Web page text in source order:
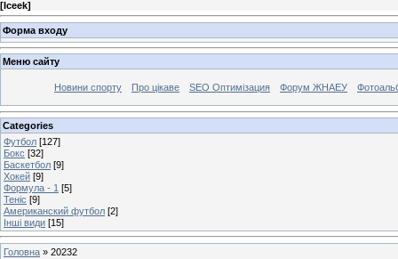
[Iceek]
Форма входу
Меню сайту
Новини спорту Про цікаве SEO Оптимізация Форум ЖНАЕУ
Categories
Футбол [127]
Бокс [32]
Баскетбол [9]
Хокей [9]
Формула - 1 [5]
Теніс [9]
Американский футбол [2]
Інші види [15]
Головна » 20232